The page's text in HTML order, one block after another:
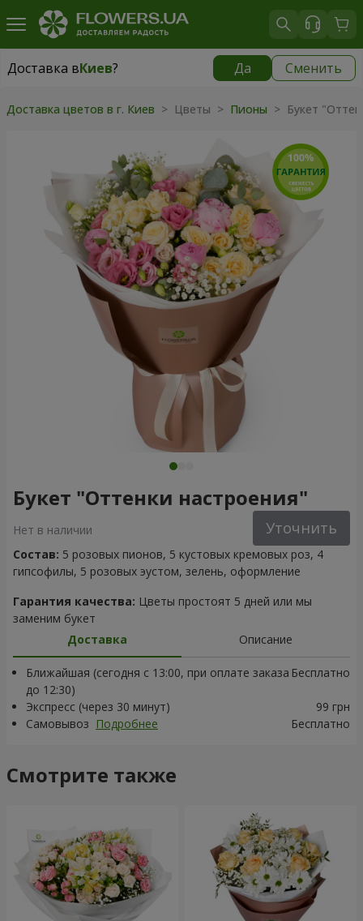
Доставка вКиев? Да Сменить
Доставка вКиев
Доставка цветов в г. Киев > Цветы > Пионы > Букет
Букет "Оттенки настроения"
Нет в наличии Уточнить
Состав: 5 розовых пионов, 5 кустовых кремовых роз, 4
гипсофилы, 5 розовых эустом, зелень, оформление
Гарантия качества: Цветы простоят 5 дней или мы
заменим букет
Доставка
Описание
Ближайшая (сегодня с 13:00, при оплате заказа
до 12:30)
Бесплатно
Экспресс (через 30 минут)
99 грн
Самовывоз Подробнее Бесплатно
Смотрите также